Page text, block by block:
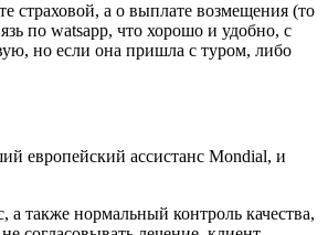
страховой, а о выплате возмещения (то
по watsapp, что хорошо и удобно, с
но если она пришла с туром, либо
европейский ассистанс Mondial, и
а также нормальный контроль качества,